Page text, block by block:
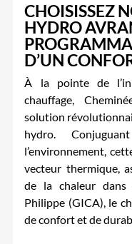
CHOISISSEZ
HYDRO
D’UN
À la pointe de
chauffage,
solution
hydro.
l’environnement,
vecteur thermique,
de la chaleur dans
Philippe (GICA), le
de confort et de